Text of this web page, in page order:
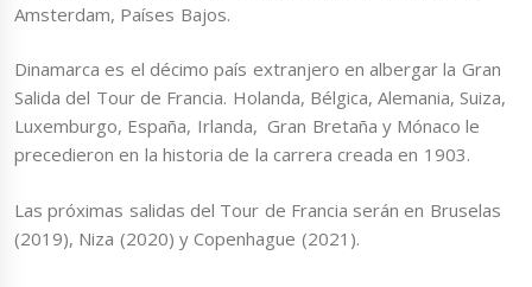
Amsterdam, Países Bajos.
Dinamarca es el décimo país extranjero en albergar la Gran
Salida del Tour de Francia. Holanda, Bélgica, Alemania, Suiza,
Luxemburgo, España, Irlanda, Gran Bretaña y Mónaco le
precedieron en la historia de la carrera creada en 1903.
Las próximas salidas del Tour de Francia serán en Bruselas
(2019), Niza (2020) y Copenhague (2021).